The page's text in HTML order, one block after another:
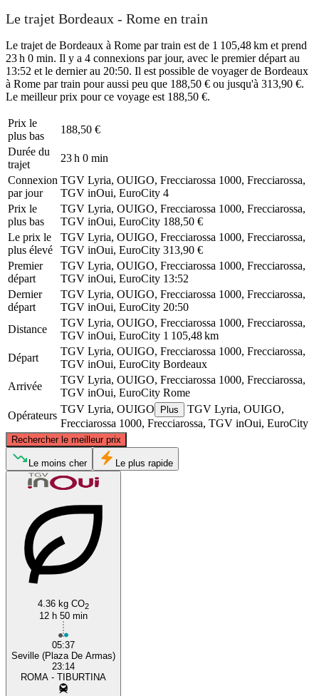
Le trajet Bordeaux - Rome en train
Le trajet de Bordeaux à Rome par train est de 1 105,48 km et prend
23 h 0 min. Il y a 4 connexions par jour, avec le premier départ au
13:52 et le dernier au 20:50. Il est possible de voyager de Bordeaux
à Rome par train pour aussi peu que 188,50 € ou jusqu'à 313,90 €.
Le meilleur prix pour ce voyage est 188,50 €.
Prix ​​le
plus bas
188,50 €
Durée du
trajet
23 h 0 min
Connexion
par jour
TGV Lyria, OUIGO, Frecciarossa 1000, Frecciarossa,
TGV inOui, EuroCity 4
Prix ​​le
plus bas
TGV Lyria, OUIGO, Frecciarossa 1000, Frecciarossa,
TGV inOui, EuroCity 188,50 €
Le prix le
plus élevé
TGV Lyria, OUIGO, Frecciarossa 1000, Frecciarossa,
TGV inOui, EuroCity 313,90 €
Premier
départ
TGV Lyria, OUIGO, Frecciarossa 1000, Frecciarossa,
TGV inOui, EuroCity 13:52
Dernier
départ
TGV Lyria, OUIGO, Frecciarossa 1000, Frecciarossa,
TGV inOui, EuroCity 20:50
Distance
TGV Lyria, OUIGO, Frecciarossa 1000, Frecciarossa,
TGV inOui, EuroCity 1 105,48 km
Départ
TGV Lyria, OUIGO, Frecciarossa 1000, Frecciarossa,
TGV inOui, EuroCity Bordeaux
Arrivée
TGV Lyria, OUIGO, Frecciarossa 1000, Frecciarossa,
TGV inOui, EuroCity Rome
Opérateurs
TGV Lyria, OUIGO Plus
TGV Lyria, OUIGO,
Frecciarossa 1000, Frecciarossa, TGV inOui, EuroCity
Rechercher le meilleur prix
Bordeaux
©CARTO, © OpenStreetMapcontributors
Le moins cher Le plus rapide
4.36 kg CO2
12 h 50 min
05:37
Seville (Plaza De Armas)
23:14
ROMA - TIBURTINA